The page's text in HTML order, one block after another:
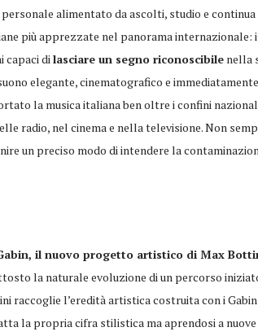
alimentato da ascolti, studio e
più apprezzate nel panorama internazionale: i
capaci dilasciare un segno riconoscibile nella
elegante, cinematografico e
la musica italiana ben oltre i confini
radio, nel cinema e nella televisione. Non
un preciso modo di intendere la
il nuovo progetto artistico di Max
la naturale evoluzione di un percorso
raccoglie l’eredità artistica costruita con i
la propria cifra stilistica ma aprendosi a